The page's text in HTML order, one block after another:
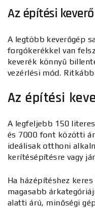
Az építési
A legtöbb keverőgép
forgókerékkel van
keverék könnyű
vezérlési mód.
Az építési
A legfeljebb 150
és 7000 font közötti
ideálisak otthoni
kerítésépítésre vagy
Ha házépítéshez
magasabb
alatti árú, minőségi